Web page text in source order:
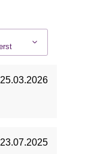
25.03.2026
23.07.2025